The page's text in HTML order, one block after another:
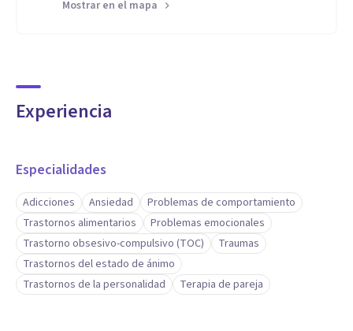
Mostrar en el mapa
Experiencia
Especialidades
Adicciones Ansiedad
Problemas de comportamiento
Trastornos alimentarios
Problemas emocionales
Trastorno obsesivo-compulsivo (TOC)
Traumas
Trastornos del estado de ánimo
Trastornos de la personalidad
Terapia de pareja